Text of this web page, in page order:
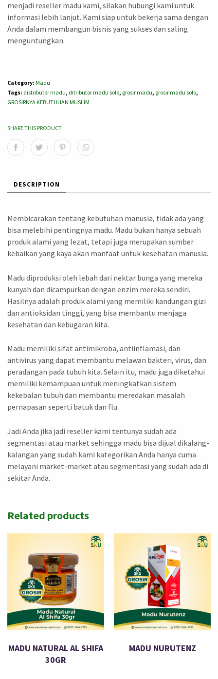
menjadi reseller madu kami, silakan hubungi kami untuk
informasi lebih lanjut. Kami siap untuk bekerja sama dengan
Anda dalam membangun bisnis yang sukses dan saling
menguntungkan.
Category: Madu
Tags: distributor madu, ditributor madu solo, grosir madu, grosir madu solo,
GROSIRNYA KEBUTUHAN MUSLIM
SHARE THIS PRODUCT
DESCRIPTION
Membicarakan tentang kebutuhan manusia, tidak ada yang
bisa melebihi pentingnya madu. Madu bukan hanya sebuah
produk alami yang lezat, tetapi juga merupakan sumber
kebaikan yang kaya akan manfaat untuk kesehatan manusia.
Madu diproduksi oleh lebah dari nektar bunga yang mereka
kunyah dan dicampurkan dengan enzim mereka sendiri.
Hasilnya adalah produk alami yang memiliki kandungan gizi
dan antioksidan tinggi, yang bisa membantu menjaga
kesehatan dan kebugaran kita.
Madu memiliki sifat antimikroba, antiinflamasi, dan
antivirus yang dapat membantu melawan bakteri, virus, dan
peradangan pada tubuh kita. Selain itu, madu juga diketahui
memiliki kemampuan untuk meningkatkan sistem
kekebalan tubuh dan membantu meredakan masalah
pernapasan seperti batuk dan flu.
Jadi Anda jika jadi reseller kami tentunya sudah ada
segmentasi atau market sehingga madu bisa dijual dikalang-
kalangan yang sudah kami kategorikan Anda hanya cuma
melayani market-market atau segmentasi yang sudah ada di
sekitar Anda.
Related products
MADU NATURAL AL SHIFA
30GR
MADU NURUTENZ